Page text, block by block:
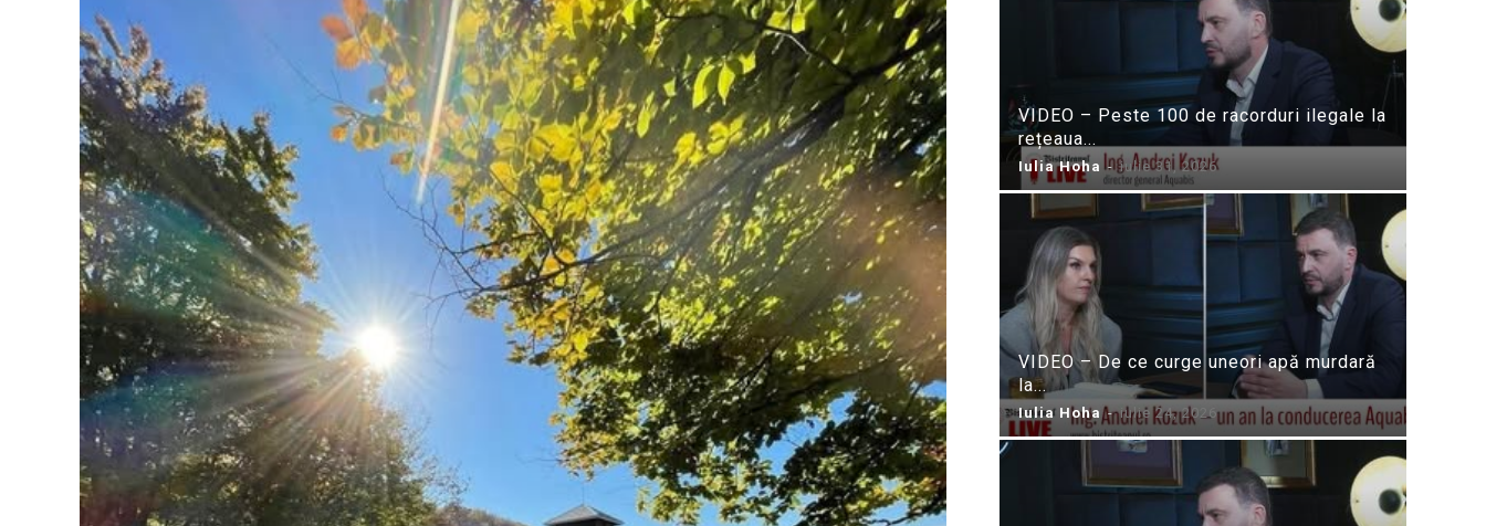
VIDEO – Peste 100 de racorduri ilegale la
rețeaua...
Iulia Hoha - iulie 31, 2026
VIDEO – De ce curge uneori apă murdară
la...
Iulia Hoha - iulie 24, 2026